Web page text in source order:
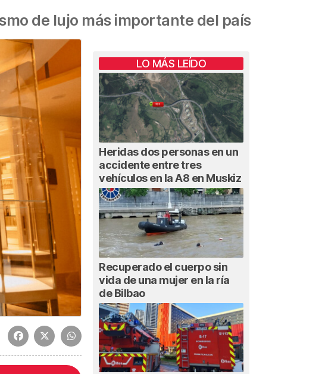
de lujo más importante del país
LO MÁS LEÍDO
Heridas dos personas en un
accidente entre tres
vehículos en la A8 en Muskiz
Recuperado el cuerpo sin
vida de una mujer en la ría
de Bilbao